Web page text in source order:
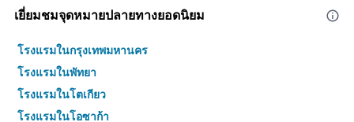
เยี่ยมชมจุดหมายปลายทางยอดนิยม
โรงแรมในกรุงเทพมหานคร
โรงแรมในพัทยา
โรงแรมในโตเกียว
โรงแรมในโอซาก้า